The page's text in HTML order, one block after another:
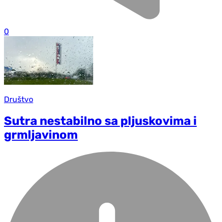
0
Društvo
Sutra nestabilno sa pljuskovima i
grmljavinom